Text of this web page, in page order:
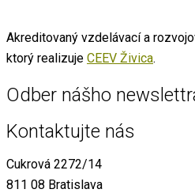
Akreditovaný vzdelávací a
ktorý realizuje CEEV Živica.
Odber nášho
Kontaktujte nás
Cukrová 2272/14
811 08 Bratislava